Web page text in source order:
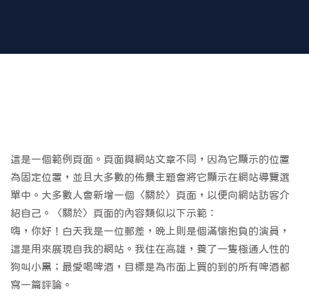
這是一個範例頁面。頁面與網站文章不同，因為它顯示的位置
為固定位置，並且大多數的佈景主題會將它顯示在網站導覽選
單中。大多數人會新增一個〈關於〉頁面，以便向網站訪客介
紹自己。〈關於〉頁面的內容類似以下示範：
嗨，你好！白天我是一位郵差，晚上則是個滿懷抱負的演員，
這是用來展現自我的網站。我住在高雄，養了一隻極通人性的
狗叫小黑；最愛喝啤酒，目標是為市面上買的到的所有啤酒都
寫一篇評論。